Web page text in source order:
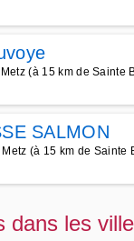
(à 15 km de Sainte
SALMON
(à 15 km de Sainte
dans les